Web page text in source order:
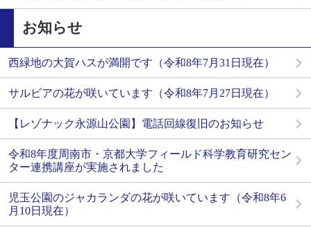
お知らせ
西緑地の大賀ハスが満開です（令和8年7月31日現在）
サルビアの花が咲いています（令和8年7月27日現在）
【レゾナック永源山公園】電話回線復旧のお知らせ
令和8年度周南市・京都大学フィールド科学教育研究セン
ター連携講座が実施されました
児玉公園のジャカランダの花が咲いています（令和8年6
月10日現在）